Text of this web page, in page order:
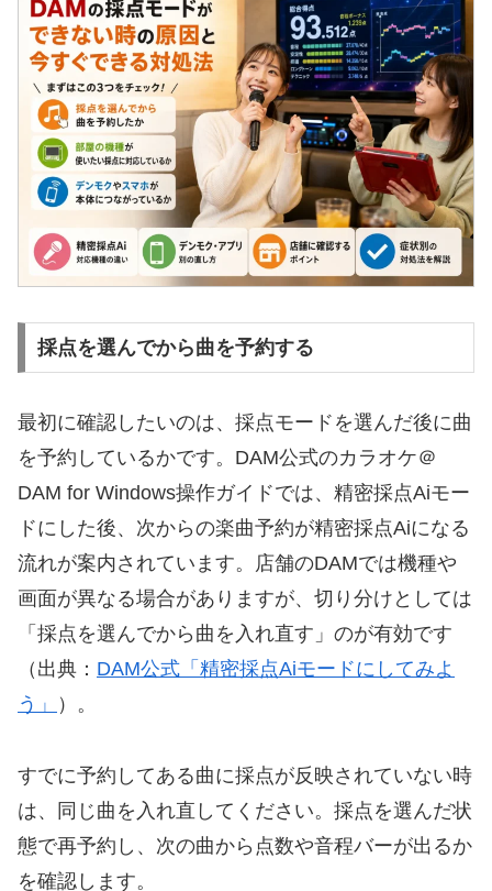
採点を選んでから曲を予約する
最初に確認したいのは、採点モードを選んだ後に曲
を予約しているかです。DAM公式のカラオケ＠
DAM for Windows操作ガイドでは、精密採点Aiモー
ドにした後、次からの楽曲予約が精密採点Aiになる
流れが案内されています。店舗のDAMでは機種や
画面が異なる場合がありますが、切り分けとしては
「採点を選んでから曲を入れ直す」のが有効です
（出典： DAM公式「精密採点Aiモードにしてみよ
う」
）。
すでに予約してある曲に採点が反映されていない時
は、同じ曲を入れ直してください。採点を選んだ状
態で再予約し、次の曲から点数や音程バーが出るか
を確認します。